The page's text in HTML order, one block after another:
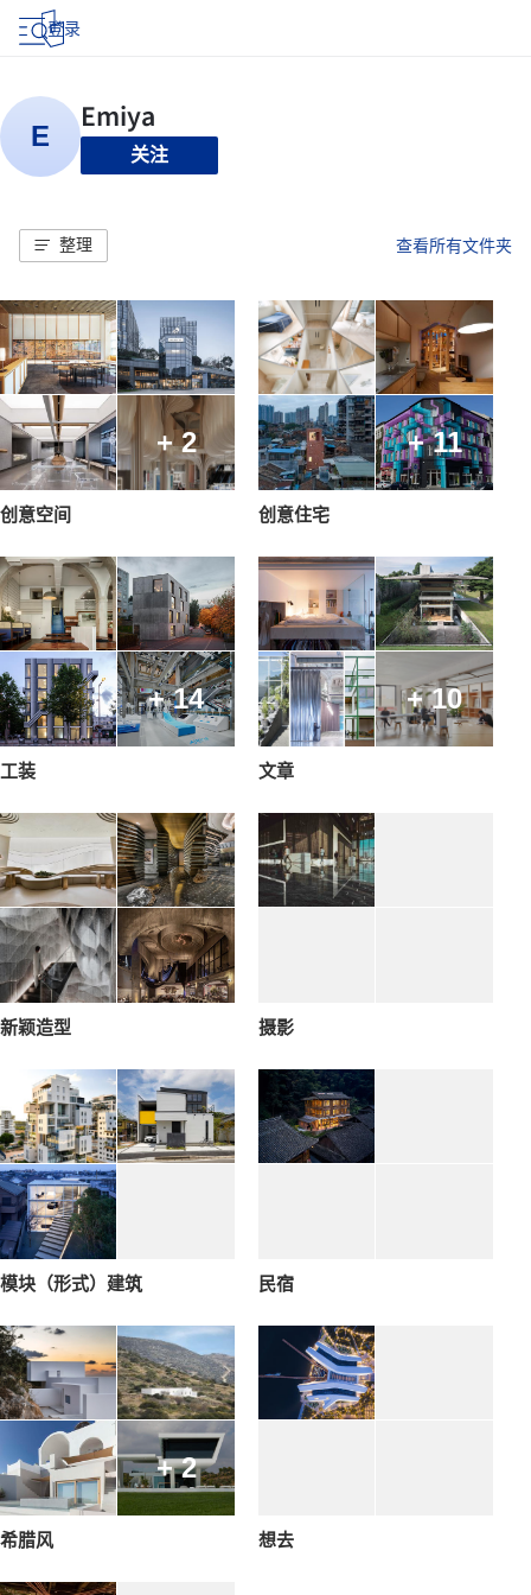
登录
关注
整理 查看所有文件夹
+ 2
创意空间
+ 11
创意住宅
+ 14
工装
+ 10
文章
新颖造型 摄影
模块（形式）建筑 民宿
+ 2
希腊风 想去